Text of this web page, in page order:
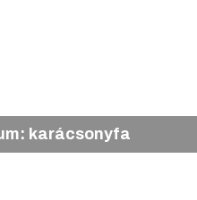
karácsonyfa